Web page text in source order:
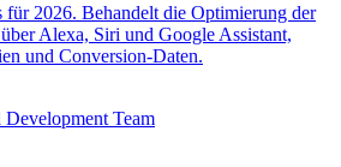
für 2026. Behandelt die Optimierung der
Alexa, Siri und Google Assistant,
und Conversion-Daten.
Team